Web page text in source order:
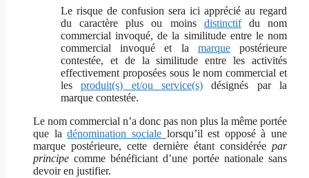
Le risque de confusion sera ici apprécié au regard
du caractère plus ou moins distinctifdu nom
commercial invoqué, de la similitude entre le nom
commercial invoqué et la marquepostérieure
contestée, et de la similitude entre les activités
effectivement proposées sous le nom commercial et
lesproduit(s) et/ou service(s) désignés par la
marque contestée.
Le nom commercial n’a donc pas non plus la même portée
que ladénomination sociale lorsqu’il est opposé à une
marque postérieure, cette dernière étant considérée par
principe comme bénéficiant d’une portée nationale sans
devoir en justifier.